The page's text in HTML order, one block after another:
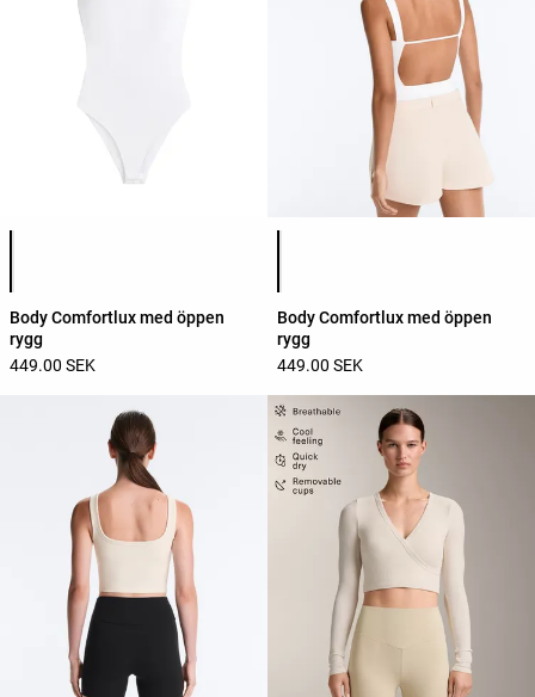
Body Comfortlux med öppen
rygg
449.00 SEK
Body Comfortlux med öppen
rygg
449.00 SEK